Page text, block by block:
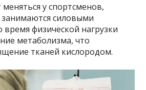
у спортсменов,
силовыми
физической нагрузки
метаболизма, что
тканей кислородом.